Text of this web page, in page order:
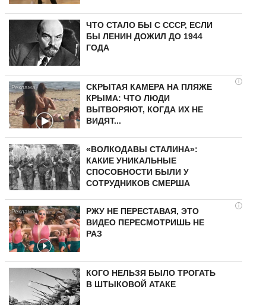
ЧТО СТАЛО БЫ С СССР, ЕСЛИ
БЫ ЛЕНИН ДОЖИЛ ДО 1944
ГОДА
i
СКРЫТАЯ КАМЕРА НА ПЛЯЖЕ
КРЫМА: ЧТО ЛЮДИ
ВЫТВОРЯЮТ, КОГДА ИХ НЕ
ВИДЯТ...
«ВОЛКОДАВЫ СТАЛИНА»:
КАКИЕ УНИКАЛЬНЫЕ
СПОСОБНОСТИ БЫЛИ У
СОТРУДНИКОВ СМЕРША
i
РЖУ НЕ ПЕРЕСТАВАЯ, ЭТО
ВИДЕО ПЕРЕСМОТРИШЬ НЕ
РАЗ
КОГО НЕЛЬЗЯ БЫЛО ТРОГАТЬ
В ШТЫКОВОЙ АТАКЕ